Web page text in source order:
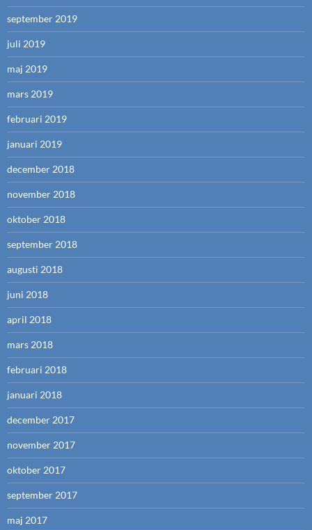
september 2019
juli 2019
maj 2019
mars 2019
februari 2019
januari 2019
december 2018
november 2018
oktober 2018
september 2018
augusti 2018
juni 2018
april 2018
mars 2018
februari 2018
januari 2018
december 2017
november 2017
oktober 2017
september 2017
maj 2017